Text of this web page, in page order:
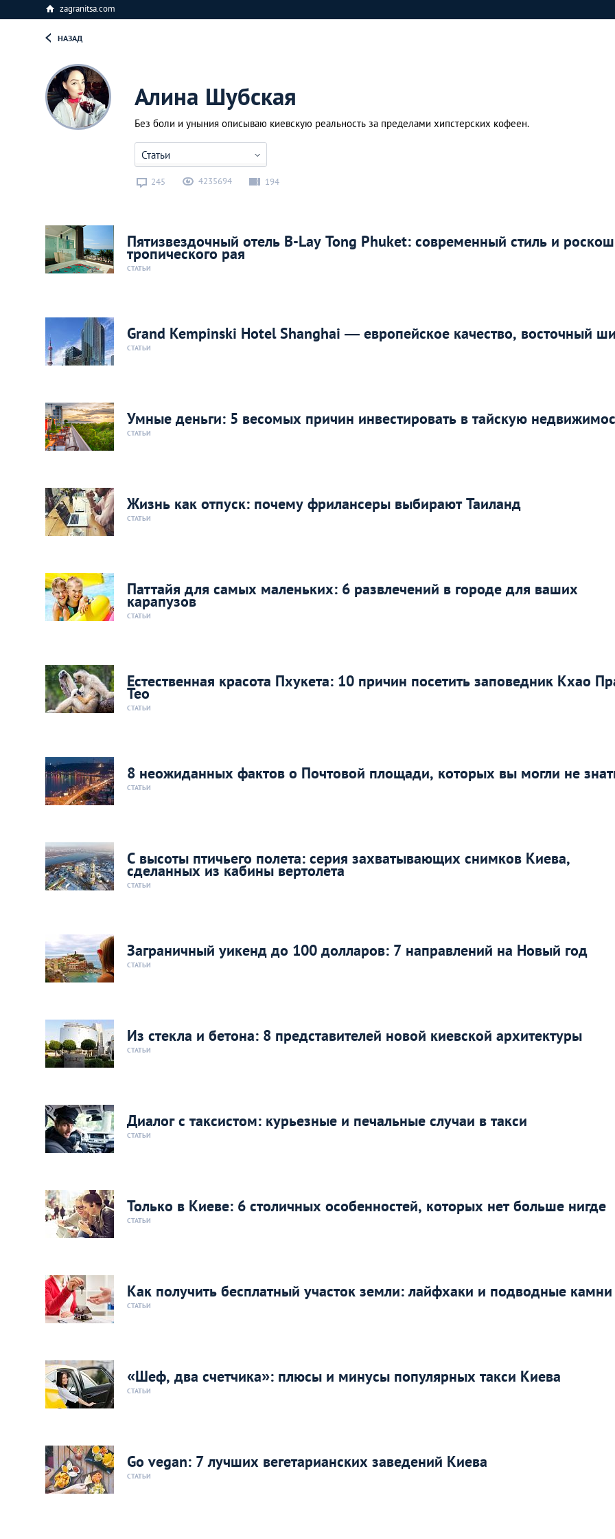
zagranitsa.com
НАЗАД
Алина Шубская
Без боли и уныния описываю киевскую реальность за пределами хипстерских кофеен.
Статьи
245 4235694 194
Пятизвездочный отель B-Lay Tong Phuket: современный стиль и
тропического рая
СТАТЬИ
Grand Kempinski Hotel Shanghai — европейское качество, восточный
СТАТЬИ
Умные деньги: 5 весомых причин инвестировать в тайскую
СТАТЬИ
Жизнь как отпуск: почему фрилансеры выбирают Таиланд
СТАТЬИ
Паттайя для самых маленьких: 6 развлечений в городе для ваших
карапузов
СТАТЬИ
Естественная красота Пхукета: 10 причин посетить заповедник Кхао
Тео
СТАТЬИ
8 неожиданных фактов о Почтовой площади, которых вы могли не
СТАТЬИ
С высоты птичьего полета: серия захватывающих снимков Киева,
сделанных из кабины вертолета
СТАТЬИ
Заграничный уикенд до 100 долларов: 7 направлений на Новый год
СТАТЬИ
Из стекла и бетона: 8 представителей новой киевской архитектуры
СТАТЬИ
Диалог с таксистом: курьезные и печальные случаи в такси
СТАТЬИ
Только в Киеве: 6 столичных особенностей, которых нет больше нигде
СТАТЬИ
Как получить бесплатный участок земли: лайфхаки и подводные камни
СТАТЬИ
«Шеф, два счетчика»: плюсы и минусы популярных такси Киева
СТАТЬИ
Go vegan: 7 лучших вегетарианских заведений Киева
СТАТЬИ